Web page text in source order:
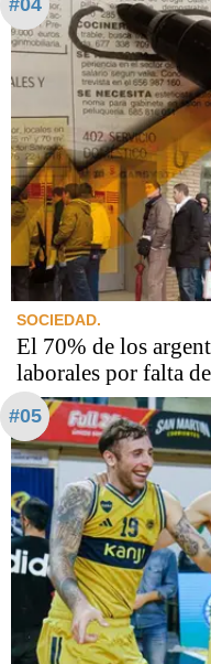
SOCIEDAD.
El 70% de los
laborales por falta
#05